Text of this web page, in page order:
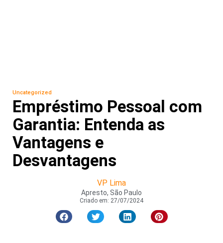
Uncategorized
Empréstimo Pessoal com
Garantia: Entenda as
Vantagens e
Desvantagens
VP Lima
Apresto, São Paulo
Criado em: 27/07/2024